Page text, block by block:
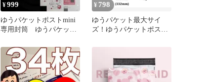
¥999
ゆうパケットポストmini
専用封筒 ゆうパケット
¥ 798
ゆうパケット最大サイ
ズ！ゆうパケットポスト
10枚